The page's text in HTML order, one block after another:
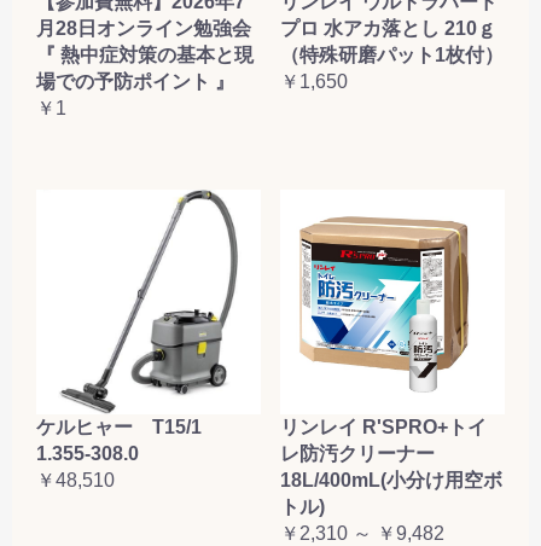
月28日オンライン勉強会
『 熱中症対策の基本と現
場での予防ポイント 』
￥1
プロ 水アカ落とし 210ｇ
（特殊研磨パット1枚付）
￥1,650
ケルヒャー T15/1
1.355-308.0
￥48,510
リンレイ R'SPRO+トイ
レ防汚クリーナー
18L/400mL(小分け用空ボ
トル)
￥2,310 ～ ￥9,482